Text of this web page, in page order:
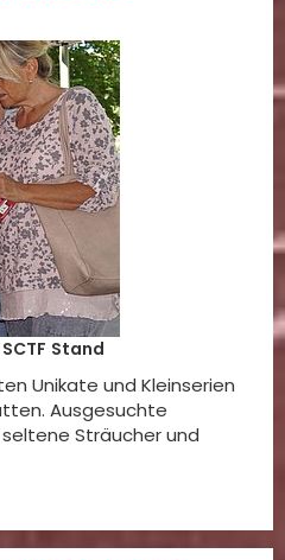
Stand
Unikate und Kleinserien
Ausgesuchte
Sträucher und